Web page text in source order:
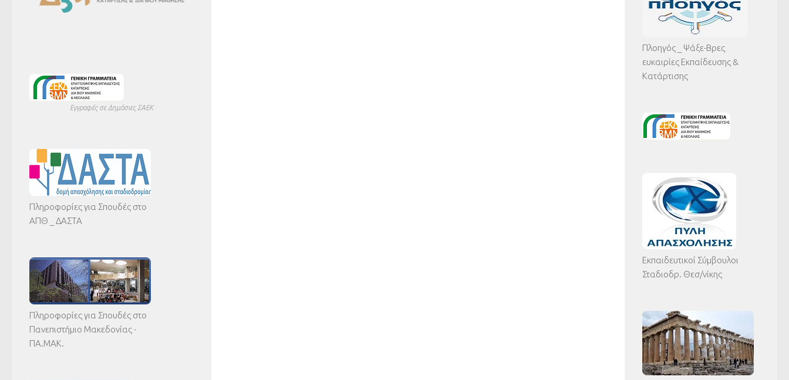
Εγγραφές σε Δημόσιες ΣΑΕΚ
Πληροφορίες για Σπουδές στο
ΑΠΘ _ ΔΑΣΤΑ
Πληροφορίες για Σπουδές στο
Πανεπιστήμιο Μακεδονίας -
ΠΑ.ΜΑΚ.
Πλοηγός _ Ψάξε-Βρες
ευκαιρίες Εκπαίδευσης &
Κατάρτισης
Εκπαιδευτικοί Σύμβουλοι
Σταδιοδρ. Θεσ/νίκης